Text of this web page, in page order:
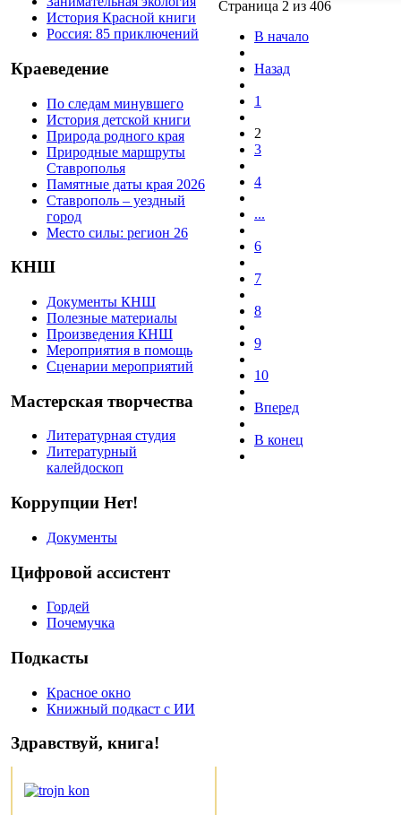
История Красной книги
Россия: 85 приключений
Краеведение
По следам минувшего
История детской книги
Природа родного края
Природные маршруты
Ставрополья
Памятные даты края 2026
Ставрополь – уездный
город
Место силы: регион 26
КНШ
Документы КНШ
Полезные материалы
Произведения КНШ
Мероприятия в помощь
Сценарии мероприятий
Мастерская творчества
Литературная студия
Литературный
калейдоскоп
Коррупции Нет!
Документы
Цифровой ассистент
Гордей
Почемучка
Подкасты
Красное окно
Книжный подкаст с ИИ
Здравствуй, книга!
Страница 2 из 406
В начало
Назад
1
2
3
4
...
6
7
8
9
10
Вперед
В конец